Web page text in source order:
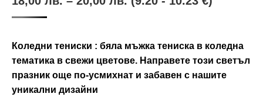
Коледни тениски : бяла мъжка тениска в коледна
тематика в свежи цветове. Направете този светъл
празник още по-усмихнат и забавен с нашите
уникални дизайни